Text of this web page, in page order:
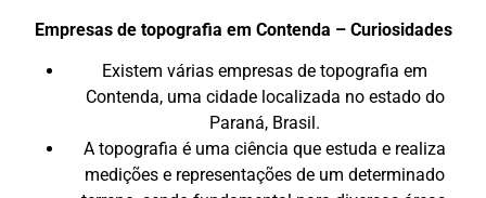
Empresas de topografia em Contenda – Curiosidades
Existem várias empresas de topografia em
Contenda, uma cidade localizada no estado do
Paraná, Brasil.
A topografia é uma ciência que estuda e realiza
medições e representações de um determinado